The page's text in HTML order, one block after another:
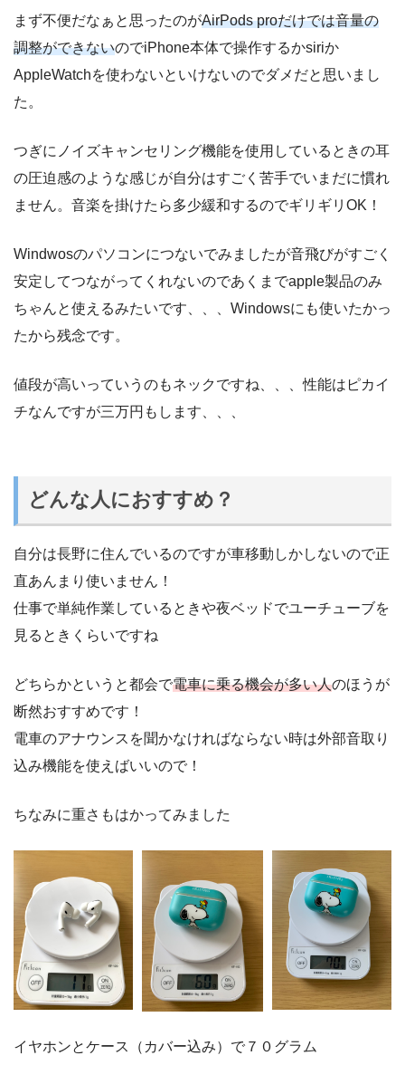
まず不便だなぁと思ったのがAirPods proだけでは音量の
調整ができないのでiPhone本体で操作するかsiriか
AppleWatchを使わないといけないのでダメだと思いまし
た。
つぎにノイズキャンセリング機能を使用しているときの耳
の圧迫感のような感じが自分はすごく苦手でいまだに慣れ
ません。音楽を掛けたら多少緩和するのでギリギリOK！
Windwosのパソコンにつないでみましたが音飛びがすごく
安定してつながってくれないのであくまでapple製品のみ
ちゃんと使えるみたいです、、、Windowsにも使いたかっ
たから残念です。
値段が高いっていうのもネックですね、、、性能はピカイ
チなんですが三万円もします、、、
どんな人におすすめ？
自分は長野に住んでいるのですが車移動しかしないので正
直あんまり使いません！
仕事で単純作業しているときや夜ベッドでユーチューブを
見るときくらいですね
どちらかというと都会で電車に乗る機会が多い人のほうが
断然おすすめです！
電車のアナウンスを聞かなければならない時は外部音取り
込み機能を使えばいいので！
ちなみに重さもはかってみました
イヤホンとケース（カバー込み）で７０グラム